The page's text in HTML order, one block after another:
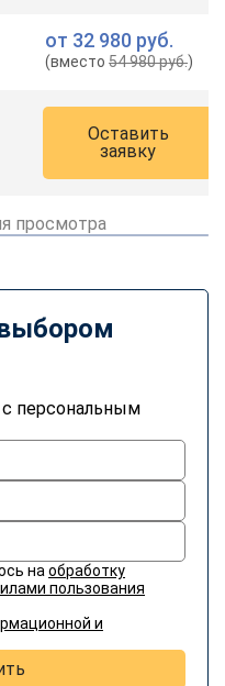
от 32 980 руб.
(вместо54 980 руб.)
Оставить
заявку
просмотра
с персональным
на обработку
пользования
и